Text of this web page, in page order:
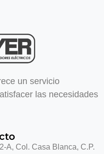
un servicio
las necesidades
A, Col. Casa Blanca, C.P.